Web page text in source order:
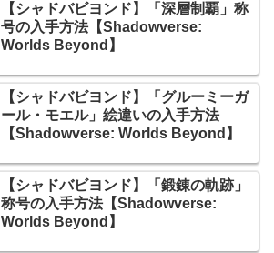
【シャドバビヨンド】「深層制覇」称
号の入手方法【Shadowverse:
Worlds Beyond】
【シャドバビヨンド】「グルーミーガ
ール・モエル」絵違いの入手方法
【Shadowverse: Worlds Beyond】
【シャドバビヨンド】「鍛錬の軌跡」
称号の入手方法【Shadowverse:
Worlds Beyond】